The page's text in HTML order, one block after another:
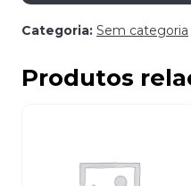
Categoria: Sem categoria
Produtos